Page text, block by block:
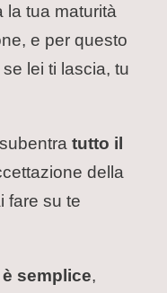
la tua maturità
e per questo
lei ti lascia, tu
tutto il
della
fare su te
semplice,